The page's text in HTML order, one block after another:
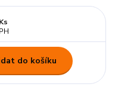
Ks
do košíku